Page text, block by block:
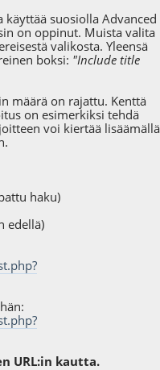
suosiolla Advanced
on oppinut. Muista valita
valikosta. Yleensä
boksi: "Include title
määrä on rajattu. Kenttä
on esimerkiksi tehdä
voi kiertää lisäämällä
haku)
edellä)
URL:in kautta.